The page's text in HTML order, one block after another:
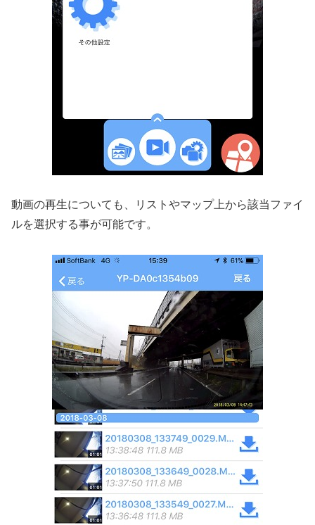
動画の再生についても、リストやマップ上から該当ファイ
ルを選択する事が可能です。